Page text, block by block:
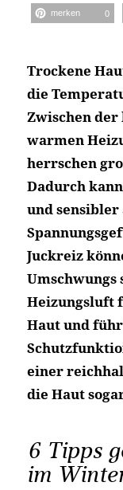
merken 0
Trockene
die
Zwischen
warmen
herrschen
Dadurch
und sensibler
Juckreiz
Umschwungs
Heizungsluft
Haut und
einer
die Haut
6 Tipps
im